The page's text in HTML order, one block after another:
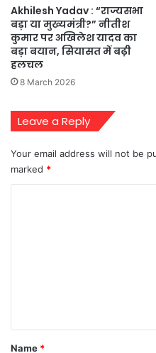
Akhilesh Yadav : “राज्यसभा
बड़ा या मुख्यमंत्री?” नीतीश
कुमार पर अखिलेश यादव का
बड़ा बयान, सियासत में बढ़ी
हलचल
8 March 2026
Leave a Reply
Your email address will not be
marked *
*
Name *